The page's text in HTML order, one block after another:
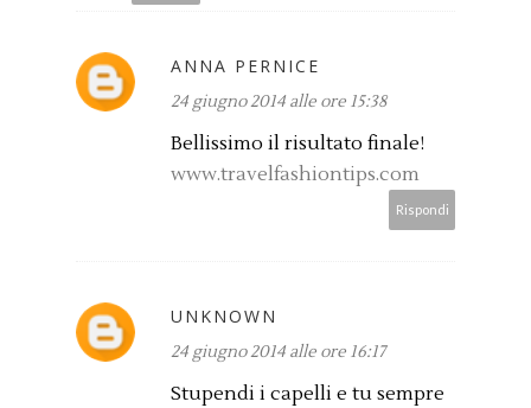
ANNA PERNICE
24 giugno 2014 alle ore 15:38
Bellissimo il risultato finale!
www.travelfashiontips.com
Rispondi
UNKNOWN
24 giugno 2014 alle ore 16:17
Stupendi i capelli e tu sempre